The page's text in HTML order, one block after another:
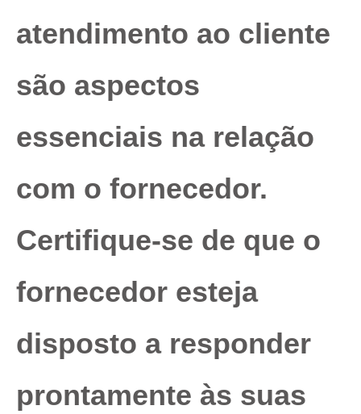
atendimento ao cliente
são aspectos
essenciais na relação
com o fornecedor.
Certifique-se de que o
fornecedor esteja
disposto a responder
prontamente às suas